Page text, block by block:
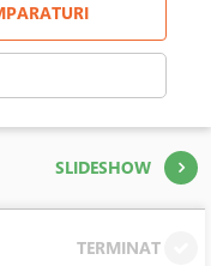
SLIDESHOW
TERMINAT